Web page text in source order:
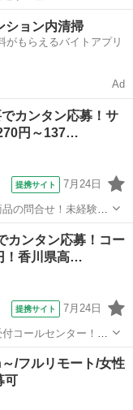
ベル
働き方など、あなた
ション内清掃
がもらえるバイトアプリ
Ad
カンタン応募！サ
円～137…
提携サイト 7月24日
の問合せ！未経験
シ
など様々なお仕事を
カンタン応募！コー
！香川県高…
提携サイト 7月24日
コールセンター！週
など、あなたのライフ
/フルリモート/女性
可